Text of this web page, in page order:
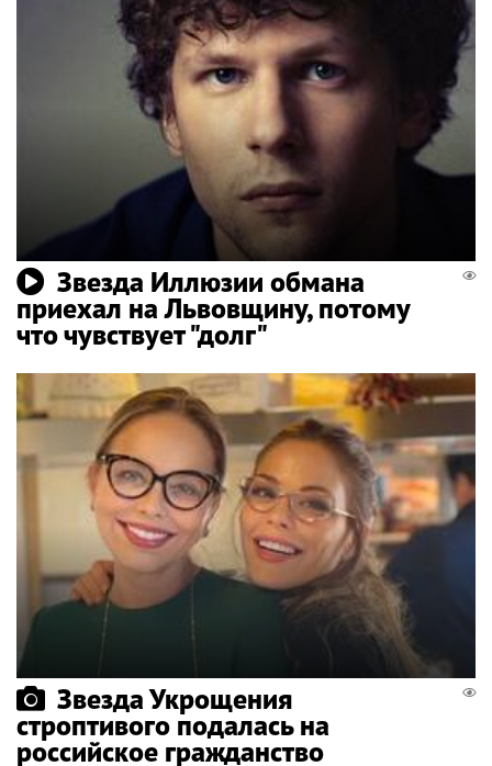
Звезда Иллюзии обмана
приехал на Львовщину, потому
что чувствует "долг"
Звезда Укрощения
строптивого подалась на
российское гражданство